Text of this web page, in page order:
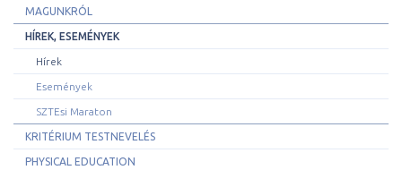
MAGUNKRÓL
HÍREK, ESEMÉNYEK
Hírek
Események
SZTEsi Maraton
KRITÉRIUM TESTNEVELÉS
PHYSICAL EDUCATION